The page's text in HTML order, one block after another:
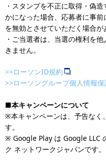
・スタンプを不正に取得・偽
かになった場合、応募者に事
を無効とさせていただく場合が
・ご当選者は、当選の権利を
きません。
>>ローソンID規約
>>ローソングループ個人情報
■本キャンペーンについて
※本キャンペーンは、予告なく
す。
※ Google Play は Google LLC
ク ネットワークジャパンです。